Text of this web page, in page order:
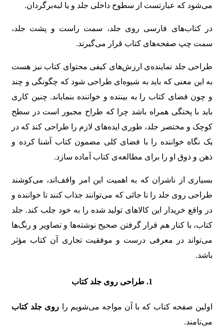
می‌شود که عبارتست از سطوح داخلی جلد و یا لبه‌برگردان.
در کتاب‌های فارسی روی جلد، سمت راست و پشت جلد،
سمت چپ صفحه‌های کتاب قرار می‌گیرند.
طراحی جلد نماینده‌ی ارزش‌های کیفی محتوای کتاب نیز هست
به این معنی که باید به شیوه‌ای طراحی شود که چگونگی و چند
و چون فضای کتاب را به بیننده و خواننده بنمایاند. چنین کاری
باید با پختگی همراه باشد چرا که طراح مجبور است در سطح
کوچک و مختصر جلد، طوری ایده‌های لازم را طراحی کند که در
یک نگاه خواننده را با فضای کلی مضمون کتاب آشنا کرده و
ذهن و ذوق او را برای مطالعه‌ی کتاب آماده سازد.
بسیاری از ناشران که به اهمیت این امر واقف‌اند، می‌کوشند
طراحی روی جلد را تا جائی که می‌توانند جذاب کنند تا خواننده و
در واقع خریدار این کالاهای تولید شده را به خود جلب کند. جلد
کتاب، با کنار هم قرار گرفتن صحیح نوشته‌ها و تصاویر و رنگ‌ها
می‌تواند در معرفی درست و موفقیت تجاری آن کتاب مؤثر
باشد.
1. طراحی روی جلد کتاب
اولین صفحه کتاب که با آن مواجه می‌شویم را روی جلد کتاب
می‌نامند.